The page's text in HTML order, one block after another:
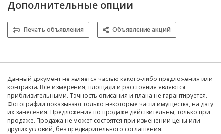
Дополнительные опции
Печать объявления Объявление акций
Данный документ не является частью какого-либо предложения или
контракта. Все измерения, площади и расстояния являются
приблизительными. Точность описания и плана не гарантируется.
Фотографии показывают только некоторые части имущества, на дату
их занесения. Предложения по продаже действительны, только при
продаже. Продажа не может состоятся при изменении цены или
других условий, без предварительного соглашения.